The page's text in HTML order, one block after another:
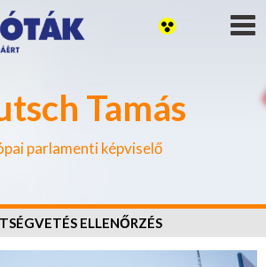
Tamás
parlamenti képviselő
ELLENŐRZÉS